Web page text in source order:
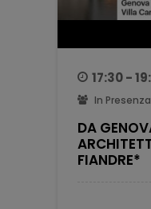
17:30 -
In Presenza
DA
FIANDRE*